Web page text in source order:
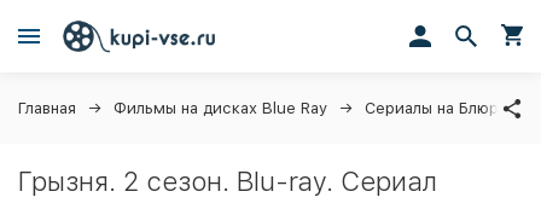
Главная Фильмы на дисках Blue Ray Сериалы на Блюрей
Грызня. 2 сезон. Blu-ray. Сериал